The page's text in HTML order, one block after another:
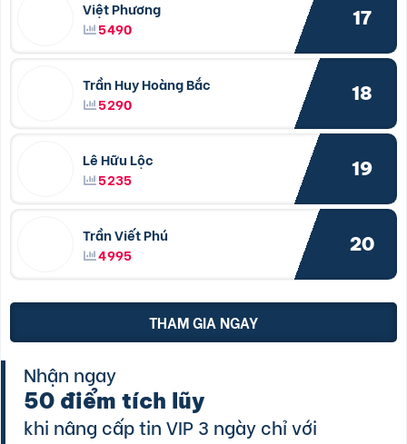
Việt Phương
5490
17
Trần Huy Hoàng Bắc
5290
18
Lê Hữu Lộc
5235
19
Trần Viết Phú
4995
20
THAM GIA NGAY
Nhận ngay
50 điểm tích lũy
khi nâng cấp tin VIP 3 ngày chỉ với